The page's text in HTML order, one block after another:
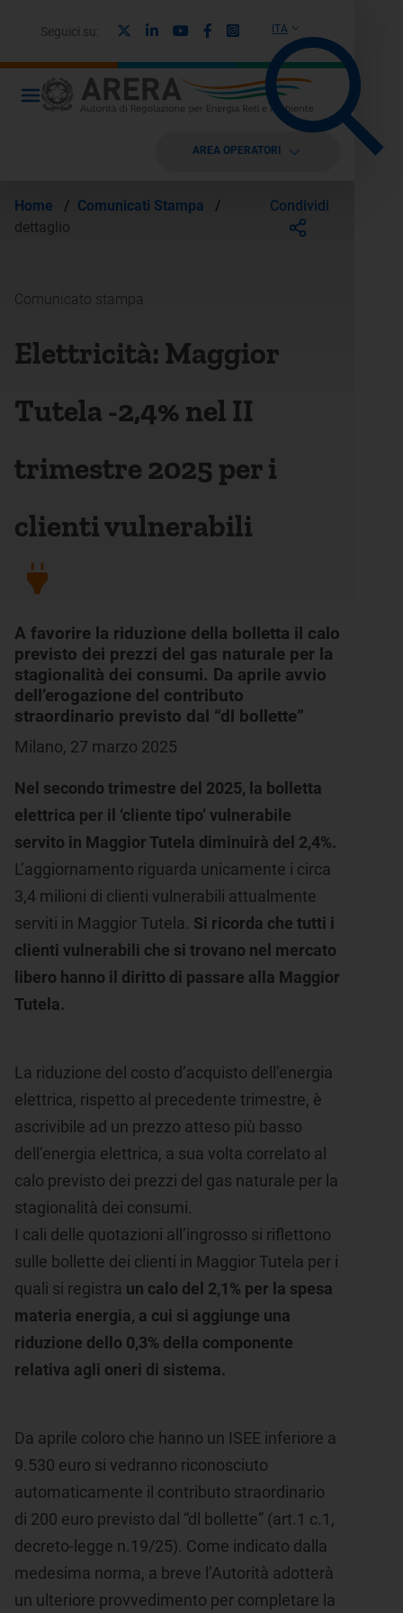
ITA
Seguici su: LinkedinYoutubeFacebook
Instagram
AREA OPERATORI
Home / Comunicati Stampa
/
dettaglio
Condividi
Comunicato stampa
Elettricità: Maggior
Tutela -2,4% nel II
trimestre 2025 per i
clienti vulnerabili
A favorire la riduzione della bolletta il calo
previsto dei prezzi del gas naturale per la
stagionalità dei consumi. Da aprile avvio
dell’erogazione del contributo
straordinario previsto dal “dl bollette”
Milano, 27 marzo 2025
Nel secondo trimestre del 2025, la bolletta
elettrica per il ‘cliente tipo’ vulnerabile
servito in Maggior Tutela diminuirà del 2,4%.
L’aggiornamento riguarda unicamente i circa
3,4 milioni di clienti vulnerabili attualmente
serviti in Maggior Tutela. Si ricorda che tutti i
clienti vulnerabili che si trovano nel mercato
libero hanno il diritto di passare alla Maggior
Tutela.
La riduzione del costo d’acquisto dell’energia
elettrica, rispetto al precedente trimestre, è
ascrivibile ad un prezzo atteso più basso
dell’energia elettrica, a sua volta correlato al
calo previsto dei prezzi del gas naturale per la
stagionalità dei consumi.
I cali delle quotazioni all’ingrosso si riflettono
sulle bollette dei clienti in Maggior Tutela per i
quali si registra un calo del 2,1% per la spesa
materia energia, a cui si aggiunge una
riduzione dello 0,3% della componente
relativa agli oneri di sistema.
Da aprile coloro che hanno un ISEE inferiore a
9.530 euro si vedranno riconosciuto
automaticamente il contributo straordinario
di 200 euro previsto dal “dl bollette” (art.1 c.1,
decreto-legge n.19/25). Come indicato dalla
medesima norma, a breve l’Autorità adotterà
un ulteriore provvedimento per completare la